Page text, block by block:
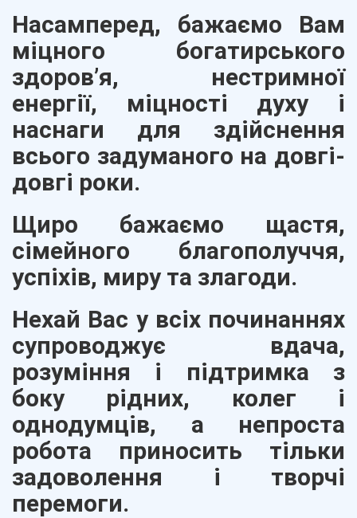
Насамперед, бажаємо Вам
міцного богатирського
здоров’я, нестримної
енергії, міцності духу і
наснаги для здійснення
всього задуманого на довгі-
довгі роки.
Щиро бажаємо щастя,
сімейного благополуччя,
успіхів, миру та злагоди.
Нехай Вас у всіх починаннях
супроводжує вдача,
розуміння і підтримка з
боку рідних, колег і
однодумців, а непроста
робота приносить тільки
задоволення і творчі
перемоги.